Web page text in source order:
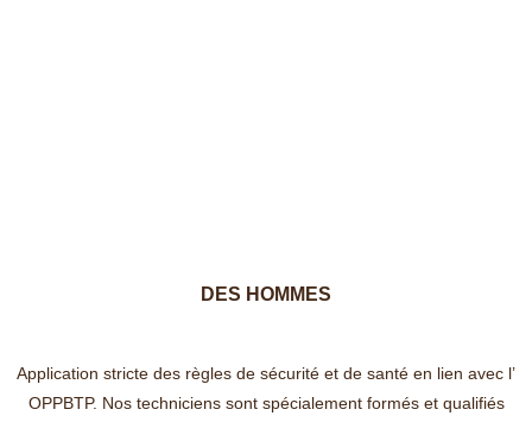
DES HOMMES
Application stricte des règles de sécurité et de santé en lien avec l’
OPPBTP. Nos techniciens sont spécialement formés et qualifiés